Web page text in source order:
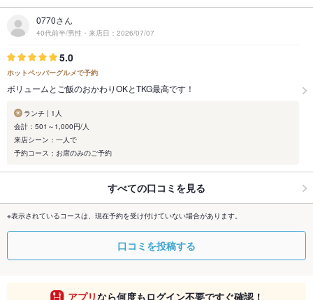
0770さん
40代前半/男性・来店日：2026/07/07
5.0
ホットペッパーグルメで予約
ボリュームとご飯のおかわりOKとTKG最高です！
ランチ | 1人
会計：501～1,000円/人
来店シーン：一人で
予約コース：お席のみのご予約
すべての口コミを見る
※表示されているコースは、現在予約を受け付けていない場合があります。
口コミを投稿する
アプリなら何度もログイン不要ですぐ確認！